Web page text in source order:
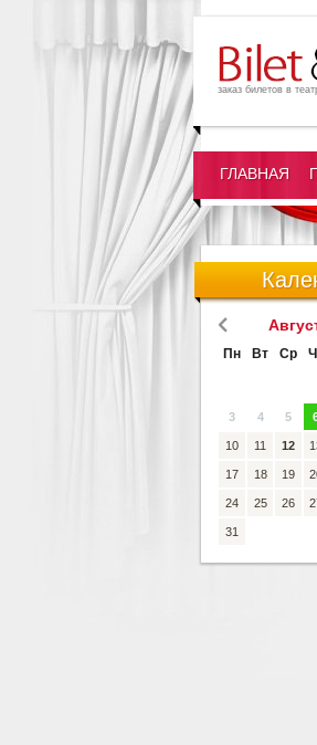
заказ билетов в
ГЛАВНАЯ
Пн Вт Ср
3 4 5
10 11 12
17 18 19
24 25 26
31